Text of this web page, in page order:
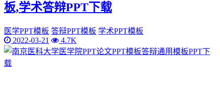
板,学术答辩PPT下载
医学PPT模板 答辩PPT模板 学术PPT模板
2022-03-21
4.7K